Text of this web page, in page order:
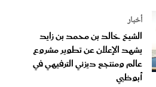
أخبار
الشيخ خالد بن محمد بن زايد
يشهد الإعلان عن تطوير مشروع
عالم ومنتجع ديزني الترفيهي في
أبوظبي